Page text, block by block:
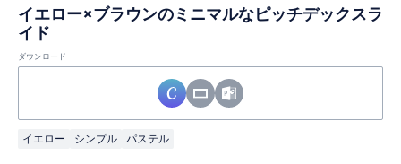
イエロー×ブラウンのミニマルなピッチデックスラ
イド
ダウンロード
イエロー シンプル パステル